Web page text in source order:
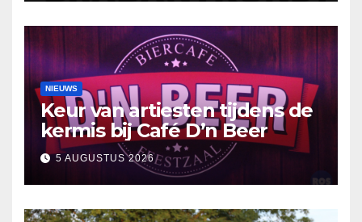
NIEUWS
Keur van artiesten tijdens de
kermis bij Café D’n Beer
5 AUGUSTUS 2026